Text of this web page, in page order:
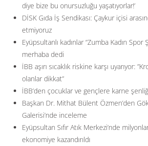
diye bize bu onursuzluğu yaşatıyorlar!’
DİSK Gıda İş Sendikası: Çaykur içisi
etmiyoruz
Eyüpsultanlı kadınlar “Zumba Kadın Spor
merhaba dedi
İBB aşırı sıcaklık riskine karşı uyarıyor:
olanlar dikkat”
İBB’den çocuklar ve gençlere karne
Başkan Dr. Mithat Bülent Özmen’den
Galerisi’nde inceleme
Eyüpsultan Sıfır Atık Merkezi’nde
ekonomiye kazandırıldı